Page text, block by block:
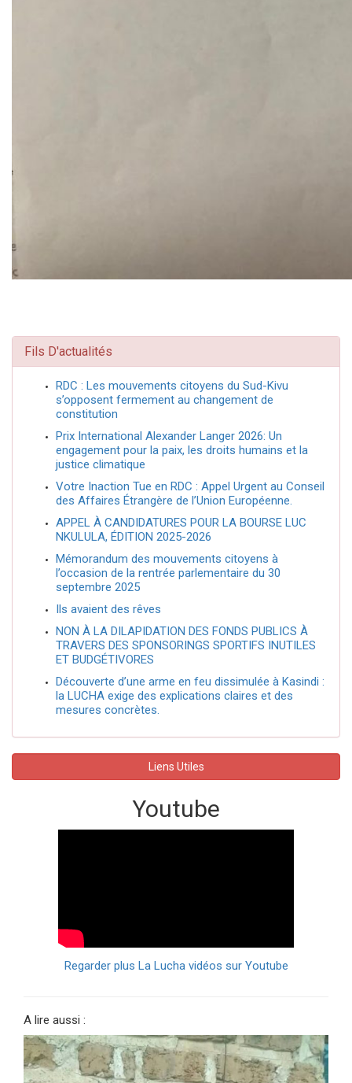
Fils D'actualités
RDC : Les mouvements citoyens du Sud-Kivu
s’opposent fermement au changement de
constitution
Prix International Alexander Langer 2026: Un
engagement pour la paix, les droits humains et la
justice climatique
Votre Inaction Tue en RDC : Appel Urgent au Conseil
des Affaires Étrangère de l’Union Européenne.
APPEL À CANDIDATURES POUR LA BOURSE LUC
NKULULA, ÉDITION 2025-2026
Mémorandum des mouvements citoyens à
l’occasion de la rentrée parlementaire du 30
septembre 2025
Ils avaient des rêves
NON À LA DILAPIDATION DES FONDS PUBLICS À
TRAVERS DES SPONSORINGS SPORTIFS INUTILES
ET BUDGÉTIVORES
Découverte d’une arme en feu dissimulée à Kasindi :
la LUCHA exige des explications claires et des
mesures concrètes.
Liens Utiles
Youtube
Regarder plus La Lucha vidéos sur Youtube
A lire aussi :